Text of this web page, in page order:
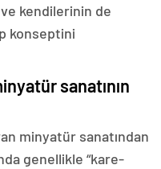
kendilerinin de
konseptini
sanatının
minyatür sanatından
genellikle “kare-